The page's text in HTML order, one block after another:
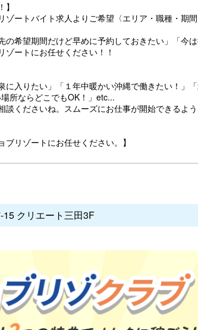
ートバイト求人よりご希望〈エリア・職種・期
の希望期間だけど早めに予約しておきたい」「今
ートにお任せください！！
に入りたい」「１年中暖かい沖縄で働きたい！」
所ならどこでもOK！」etc...
くださいね。スムーズにお仕事が開始できるよ
ブリゾートにお任せください。】
クリエート三田3F